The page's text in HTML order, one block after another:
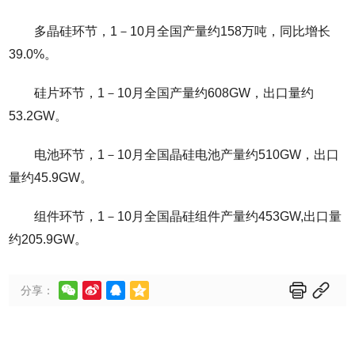
多晶硅环节，1－10月全国产量约158万吨，同比增长
39.0%。
硅片环节，1－10月全国产量约608GW，出口量约
53.2GW。
电池环节，1－10月全国晶硅电池产量约510GW，出口
量约45.9GW。
组件环节，1－10月全国晶硅组件产量约453GW,出口量
约205.9GW。
分享：      